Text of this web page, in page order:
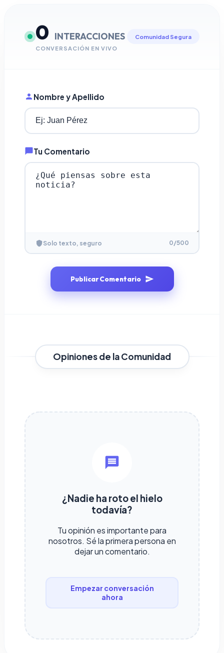
0 INTERACCIONES
CONVERSACIÓN EN VIVO
Comunidad Segura
Nombre y Apellido
Tu Comentario
Solo texto, seguro 0/500
Publicar Comentario
Opiniones de la Comunidad
¿Nadie ha roto el hielo
todavía?
Tu opinión es importante para
nosotros. Sé la primera persona en
dejar un comentario.
Empezar conversación
ahora